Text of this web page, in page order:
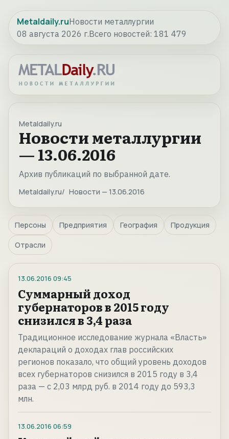
Metaldaily.ruНовости металлургии
08 августа 2026 г.Всего новостей: 181 479
Metaldaily.ru
Новости металлургии
— 13.06.2016
Архив публикаций по выбранной дате.
Metaldaily.ru Новости — 13.06.2016
Персоны Предприятия География Продукция
Отрасли
13.06.2016 09:45
Суммарный доход
губернаторов в 2015 году
снизился в 3,4 раза
Традиционное исследование журнала «Власть»
деклараций о доходах глав российских
регионов показало, что общий уровень доходов
всех губернаторов снизился в 2015 году в 3,4
раза — с 2,03 млрд руб. в 2014 году до 593,3
млн.
13.06.2016 06:59